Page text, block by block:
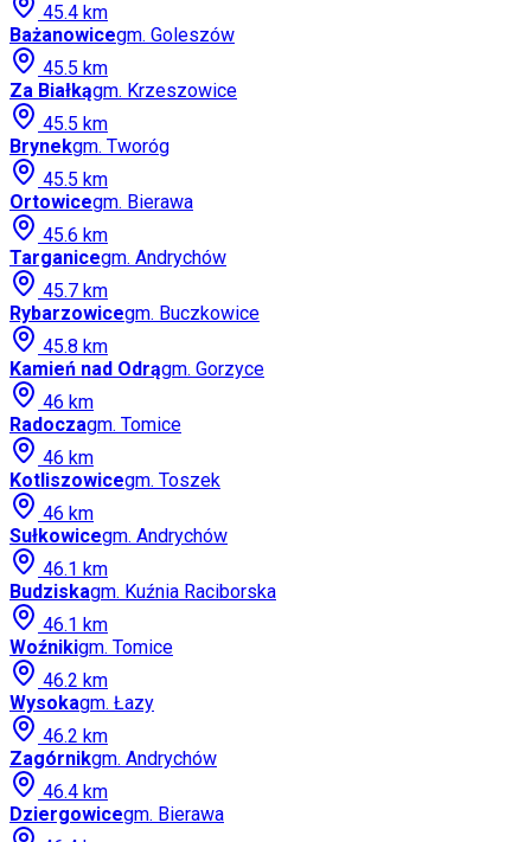
45.4 km
Bażanowicegm. Goleszów
45.5 km
Za Białkągm. Krzeszowice
45.5 km
Brynekgm. Tworóg
45.5 km
Ortowicegm. Bierawa
45.6 km
Targanicegm. Andrychów
45.7 km
Rybarzowicegm. Buczkowice
45.8 km
Kamień nad Odrągm. Gorzyce
46 km
Radoczagm. Tomice
46 km
Kotliszowicegm. Toszek
46 km
Sułkowicegm. Andrychów
46.1 km
Budziskagm. Kuźnia Raciborska
46.1 km
Woźnikigm. Tomice
46.2 km
Wysokagm. Łazy
46.2 km
Zagórnikgm. Andrychów
46.4 km
Dziergowicegm. Bierawa